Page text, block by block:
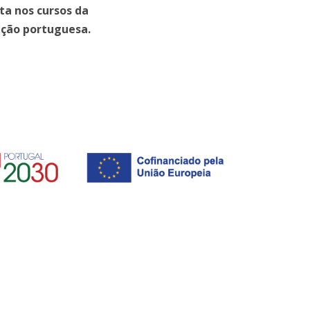
nos cursos da
portuguesa.